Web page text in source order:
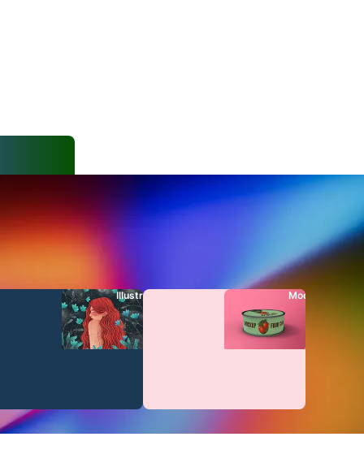
Illustrazioni Modelli